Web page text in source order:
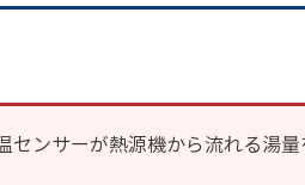
ンサーが熱源機から流れる湯量